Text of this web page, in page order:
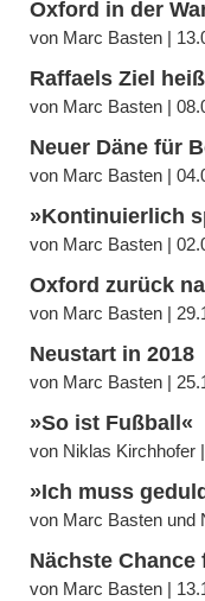
Oxford in der
von Marc Basten |
Raffaels Ziel
von Marc Basten |
Neuer Däne für
von Marc Basten |
»Kontinuierlich
von Marc Basten |
Oxford zurück
von Marc Basten |
Neustart in 2018
von Marc Basten |
»So ist Fußball«
von Niklas Kirchhofer
»Ich muss
von Marc Basten und
Nächste Chance
von Marc Basten |